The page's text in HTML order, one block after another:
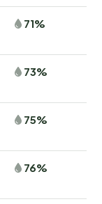
71%
73%
75%
76%